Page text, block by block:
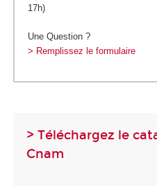
17h)
Une Question ?
> Remplissez le formulaire
> Téléchargez le
Cnam